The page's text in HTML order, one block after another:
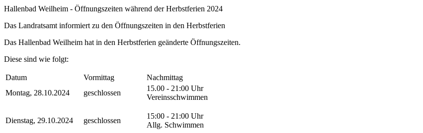
Hallenbad Weilheim - Öffnungszeiten während der Herbstferien 2024
Das Landratsamt informiert zu den Öffnungszeiten in den Herbstferien
Das Hallenbad Weilheim hat in den Herbstferien geänderte Öffnungszeiten.
Diese sind wie folgt:
Datum Vormittag
Nachmittag
Montag, 28.10.2024
geschlossen
15.00 - 21:00 Uhr
Vereinsschwimmen
Dienstag, 29.10.2024 geschlossen
15:00 - 21:00 Uhr
Allg. Schwimmen